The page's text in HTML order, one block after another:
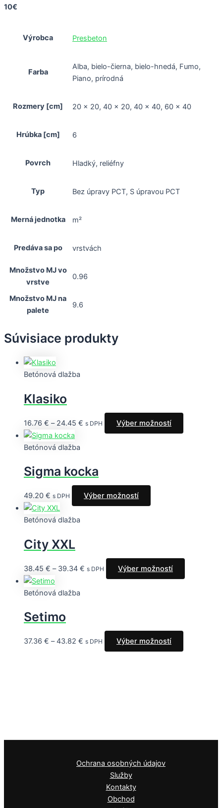
10€
Výrobca Presbeton
Farba
Alba, bielo-čierna, bielo-hnedá, Fumo,
Piano, prírodná
Rozmery [cm] 20 x 20, 40 x 20, 40 x 40, 60 x 40
Hrúbka [cm] 6
Povrch Hladký, reliéfny
Typ Bez úpravy PCT, S úpravou PCT
Merná jednotka m²
Predáva sa po vrstvách
Množstvo MJ vo
vrstve
0.96
Množstvo MJ na
palete
9.6
Súvisiace produkty
Betónová dlažba
Klasiko
16.76 € – 24.45 € s DPH Výber možností
Betónová dlažba
Sigma kocka
49.20 € s DPH Výber možností
Betónová dlažba
City XXL
38.45 € – 39.34 € s DPH Výber možností
Betónová dlažba
Setimo
37.36 € –43.82 € s DPH Výber možností
Ochrana osobných údajov
Služby
Kontakty
Obchod